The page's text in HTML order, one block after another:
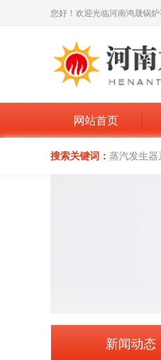
您好！欢迎光临河南鸿晟锅
网站首页
搜索关键词： 蒸汽发生器
新闻动态